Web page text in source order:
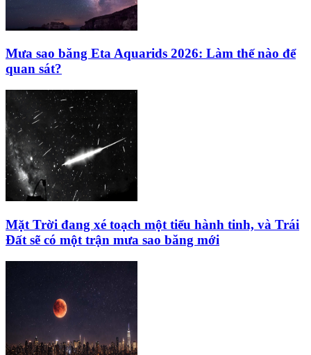
Mưa sao băng Eta Aquarids 2026: Làm thế nào để
quan sát?
Mặt Trời đang xé toạch một tiểu hành tinh, và Trái
Đất sẽ có một trận mưa sao băng mới